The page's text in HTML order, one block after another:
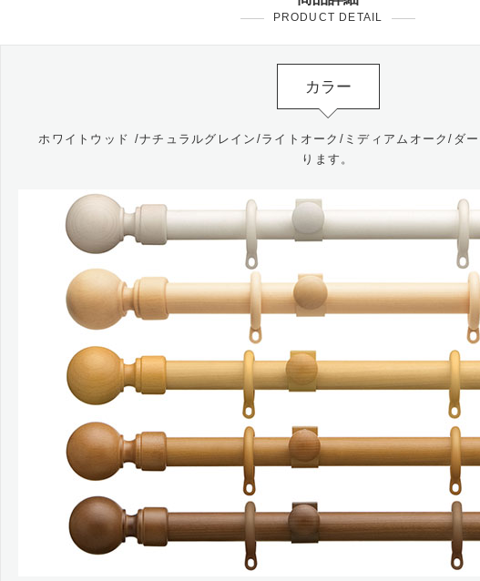
PRODUCT DETAIL
カラー
ホワイトウッド /ナチュラルグレイン/ライトオーク/ミディアムオーク/ダ
ります。